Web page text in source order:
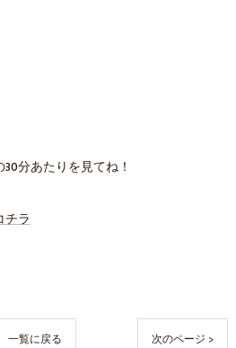
分あたりを見てね！
チラ
一覧に戻る 次のページ >